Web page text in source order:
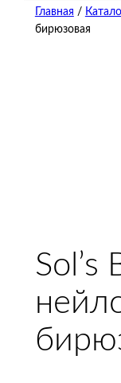
Главная /
бирюзовая
Sol’s